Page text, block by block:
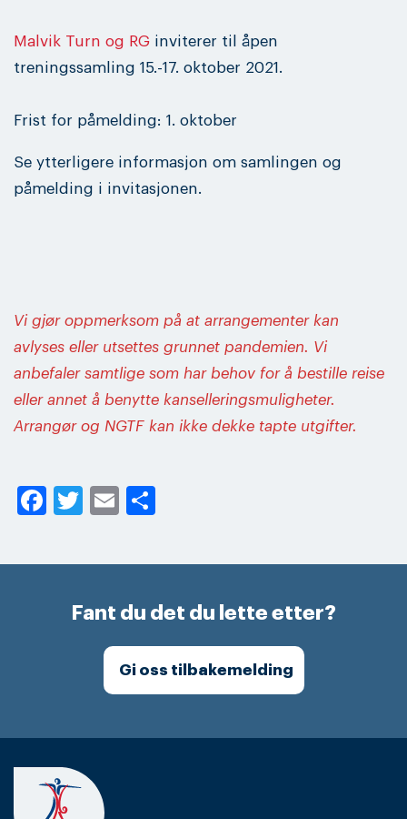
Malvik Turn og RG inviterer til åpen
treningssamling 15.-17. oktober 2021.
Frist for påmelding: 1. oktober
Se ytterligere informasjon om samlingen og
påmelding i invitasjonen.
Vi gjør oppmerksom på at arrangementer kan
avlyses eller utsettes grunnet pandemien. Vi
anbefaler samtlige som har behov for å bestille reise
eller annet å benytte kanselleringsmuligheter.
Arrangør og NGTF kan ikke dekke tapte utgifter.
Facebook
Twitter
Email
Fant du det du lette etter?
Gi oss tilbakemelding